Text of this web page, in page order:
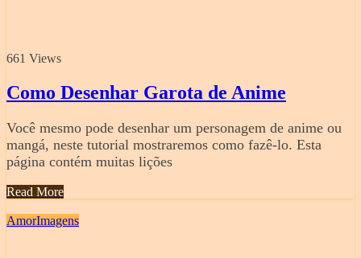
661 Views
Como Desenhar Garota de Anime
Você mesmo pode desenhar um personagem de anime ou
mangá, neste tutorial mostraremos como fazê-lo. Esta
página contém muitas lições
Read More
AmorImagens